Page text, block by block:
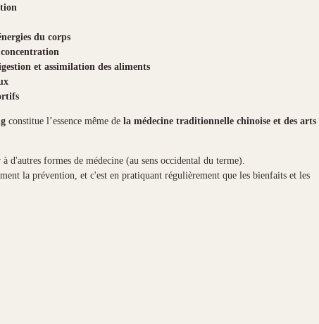
du corps
et assimilation des aliments
constitue l’essence même dela médecine traditionnelle chinoise et des arts
d'autres formes de médecine (au sens occidental du terme).
la prévention, et c'est en pratiquant régulièrement que les bienfaits et les